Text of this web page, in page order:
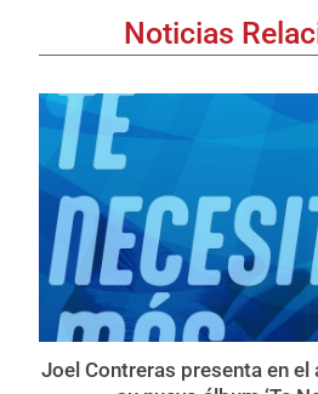
Noticias
Joel Contreras presenta en